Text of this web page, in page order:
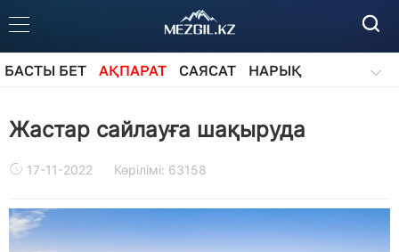
БАСТЫ БЕТ АҚПАРАТ САЯСАТ
НАРЫҚ
Жастар сайлауға шақыруда
17-11-2022 Көрілімі: 63158